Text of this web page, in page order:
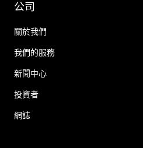
公司
關於我們
我們的服務
新聞中心
投資者
網誌